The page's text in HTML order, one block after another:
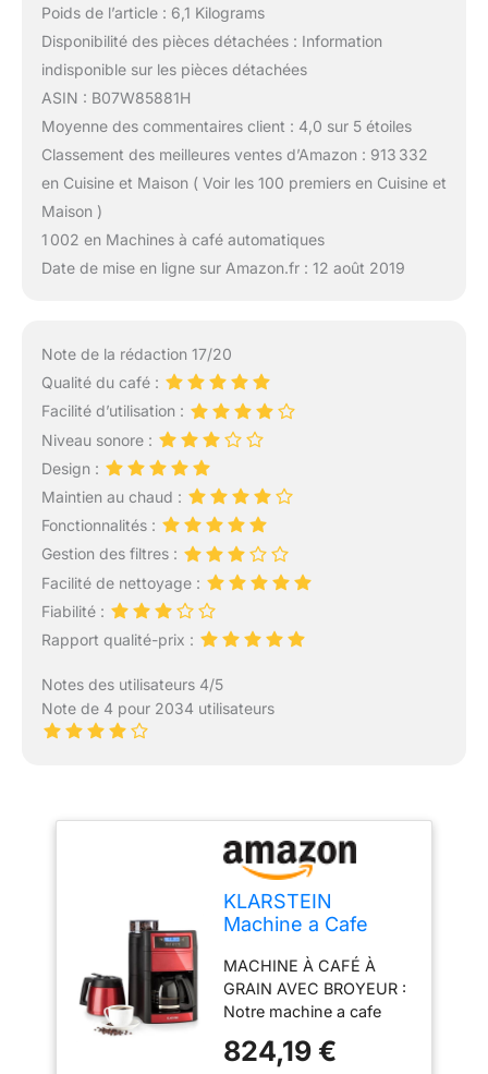
Poids de l’article : 6,1 Kilograms
Disponibilité des pièces détachées : Information
indisponible sur les pièces détachées
ASIN : B07W85881H
Moyenne des commentaires client : 4,0 sur 5 étoiles
Classement des meilleures ventes d’Amazon : 913 332
en Cuisine et Maison ( Voir les 100 premiers en Cuisine et
Maison )
1 002 en Machines à café automatiques
Date de mise en ligne sur Amazon.fr : 12 août 2019
Note de la rédaction 17/20
Qualité du café :
Facilité d’utilisation :
Niveau sonore :
Design :
Maintien au chaud :
Fonctionnalités :
Gestion des filtres :
Facilité de nettoyage :
Fiabilité :
Rapport qualité-prix :
Notes des utilisateurs 4/5
Note de 4 pour 2034 utilisateurs
KLARSTEIN
Machine a Cafe
Grain avec Broyeur
1000W, Minuterie et
Filtre à charbon
actif, 5 Niveaux de
Mouture, 10 Tasses,
MACHINE À CAFÉ À
GRAIN AVEC BROYEUR :
Notre machine a cafe
pour commencer la
824,19 €